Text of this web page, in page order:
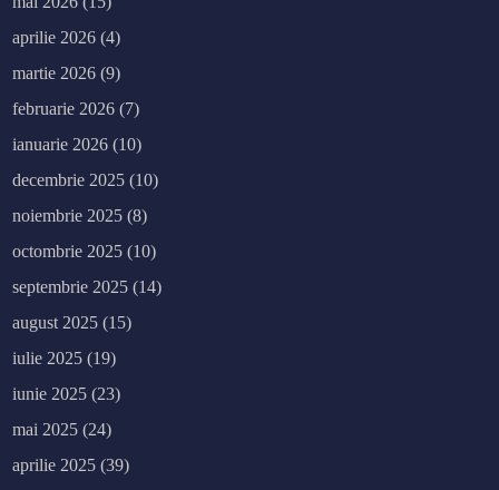
aprilie 2026 (4)
martie 2026 (9)
februarie 2026 (7)
ianuarie 2026 (10)
decembrie 2025 (10)
noiembrie 2025 (8)
octombrie 2025 (10)
septembrie 2025 (14)
august 2025 (15)
iulie 2025 (19)
iunie 2025 (23)
mai 2025 (24)
aprilie 2025 (39)